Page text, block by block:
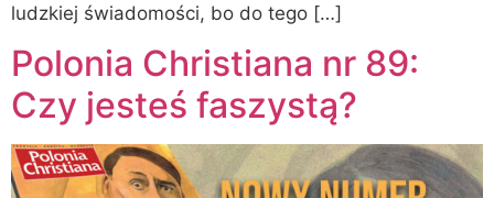
ludzkiej świadomości, bo do tego […]
Polonia Christiana nr 89:
Czy jesteś faszystą?